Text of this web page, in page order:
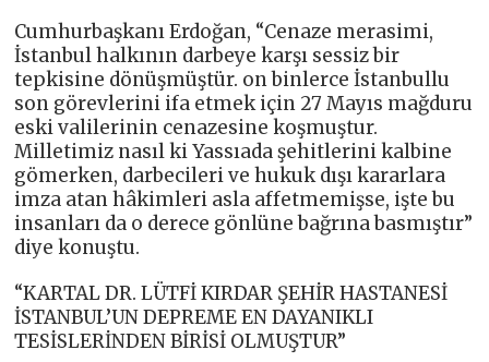
Cumhurbaşkanı Erdoğan, “Cenaze merasimi,
İstanbul halkının darbeye karşı sessiz bir
tepkisine dönüşmüştür. on binlerce İstanbullu
son görevlerini ifa etmek için 27 Mayıs mağduru
eski valilerinin cenazesine koşmuştur.
Milletimiz nasıl ki Yassıada şehitlerini kalbine
gömerken, darbecileri ve hukuk dışı kararlara
imza atan hâkimleri asla affetmemişse, işte bu
insanları da o derece gönlüne bağrına basmıştır”
diye konuştu.
“KARTAL DR. LÜTFİ KIRDAR ŞEHİR HASTANESİ
İSTANBUL’UN DEPREME EN DAYANIKLI
TESİSLERİNDEN BİRİSİ OLMUŞTUR”